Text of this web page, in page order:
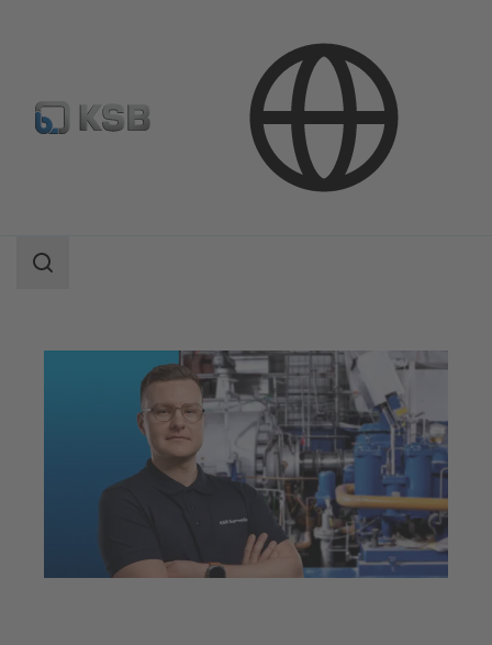
Servicio puesta a punto
Área